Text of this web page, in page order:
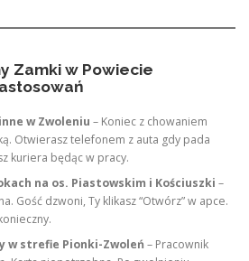
Zamki w Powiecie
w Zwoleniu – Koniec z chowaniem
Otwierasz telefonem z auta gdy pada
kuriera będąc w pracy.
na os. Piastowskim i Kościuszki –
Gość dzwoni, Ty klikasz “Otwórz” w apce.
w strefie Pionki-Zwoleń – Pracownik